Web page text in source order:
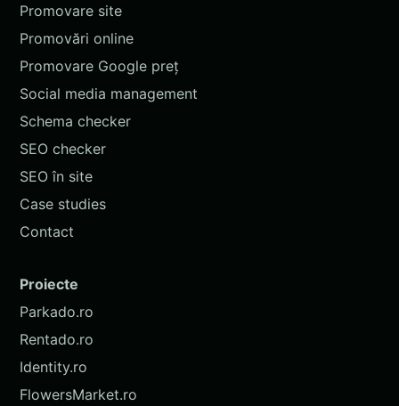
Promovare site
Promovări online
Promovare Google preț
Social media management
Schema checker
SEO checker
SEO în site
Case studies
Contact
Proiecte
Parkado.ro
Rentado.ro
Identity.ro
FlowersMarket.ro